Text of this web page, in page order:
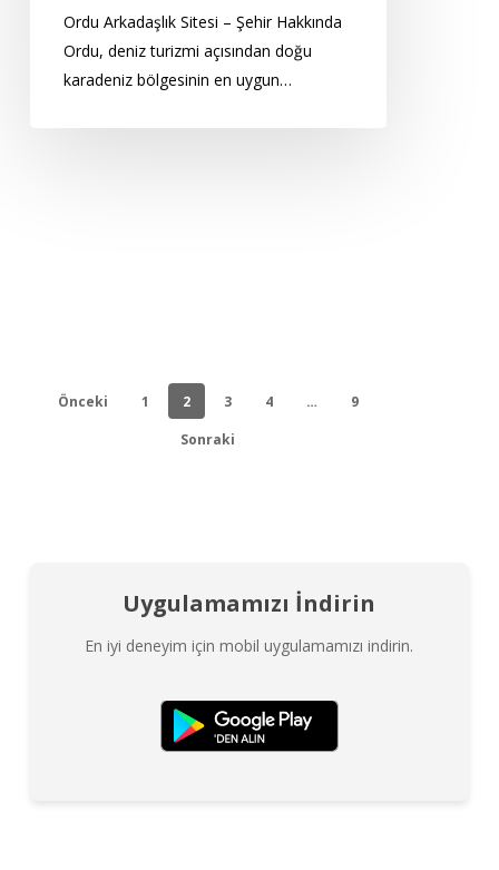
Ordu Arkadaşlık Sitesi – Şehir Hakkında
Ordu, deniz turizmi açısından doğu
karadeniz bölgesinin en uygun…
Önceki 1 2 3 4 …
9
Sonraki
Uygulamamızı İndirin
En iyi deneyim için mobil uygulamamızı indirin.